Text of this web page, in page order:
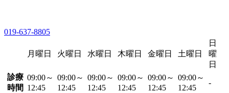
019-637-8805
月曜日 火曜日 水曜日 木曜日 金曜日 土曜日
日
曜
日
診療
時間
09:00～
12:45
09:00～
12:45
09:00～
12:45
09:00～
12:45
09:00～
12:45
09:00～
12:45
-